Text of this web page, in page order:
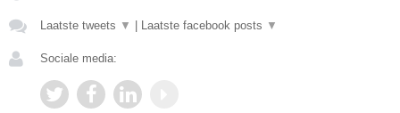
Laatste tweets ▼ Laatste facebook posts ▼
Sociale media: